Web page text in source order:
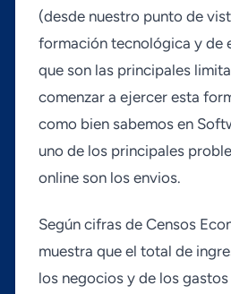
(desde nuestro punto de
formación tecnológica y de
que son las principales
comenzar a ejercer esta
como bien sabemos en
uno de los principales
online son los envios.
Según cifras de Censos
muestra que el total de
los negocios y de los